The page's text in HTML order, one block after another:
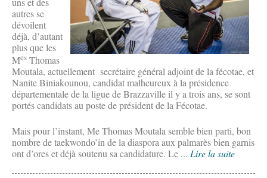
autres se
dévoilent
déjà, d’autant
plus que les
Mes Thomas
Moutala, actuellement secrétaire général adjoint de la fécotae, et
Nanite Biniakounou, candidat malheureux à la présidence
départementale de la ligue de Brazzaville il y a trois ans, se sont
portés candidats au poste de président de la Fécotae.
Mais pour l’instant, Me Thomas Moutala semble bien parti, bon
nombre de taekwondo’in de la diaspora aux palmarès bien garnis
ont d’ores et déjà soutenu sa candidature. Le ... Lire la suite